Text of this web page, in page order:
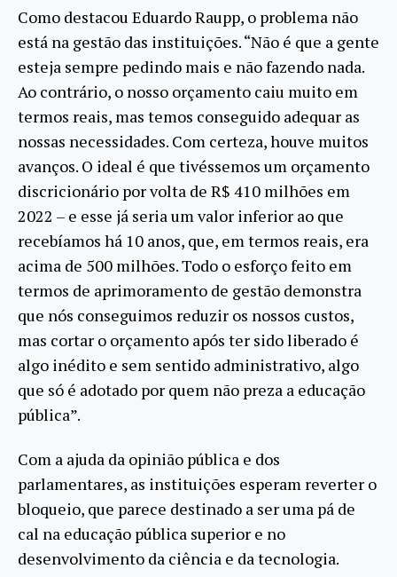
Como destacou Eduardo Raupp, o problema não
está na gestão das instituições. “Não é que a gente
esteja sempre pedindo mais e não fazendo nada.
Ao contrário, o nosso orçamento caiu muito em
termos reais, mas temos conseguido adequar as
nossas necessidades. Com certeza, houve muitos
avanços. O ideal é que tivéssemos um orçamento
discricionário por volta de R$ 410 milhões em
2022 – e esse já seria um valor inferior ao que
recebíamos há 10 anos, que, em termos reais, era
acima de 500 milhões. Todo o esforço feito em
termos de aprimoramento de gestão demonstra
que nós conseguimos reduzir os nossos custos,
mas cortar o orçamento após ter sido liberado é
algo inédito e sem sentido administrativo, algo
que só é adotado por quem não preza a educação
pública”.
Com a ajuda da opinião pública e dos
parlamentares, as instituições esperam reverter o
bloqueio, que parece destinado a ser uma pá de
cal na educação pública superior e no
desenvolvimento da ciência e da tecnologia.